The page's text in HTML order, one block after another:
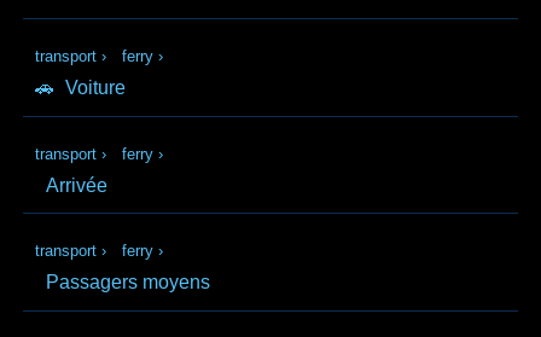
transport › ferry ›
🚗 Voiture
transport › ferry ›
Arrivée
transport › ferry ›
Passagers moyens